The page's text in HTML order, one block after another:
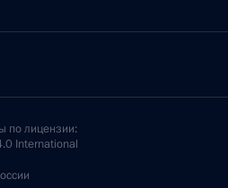
по лицензии:
International